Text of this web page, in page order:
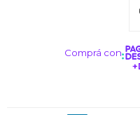
Comprá con